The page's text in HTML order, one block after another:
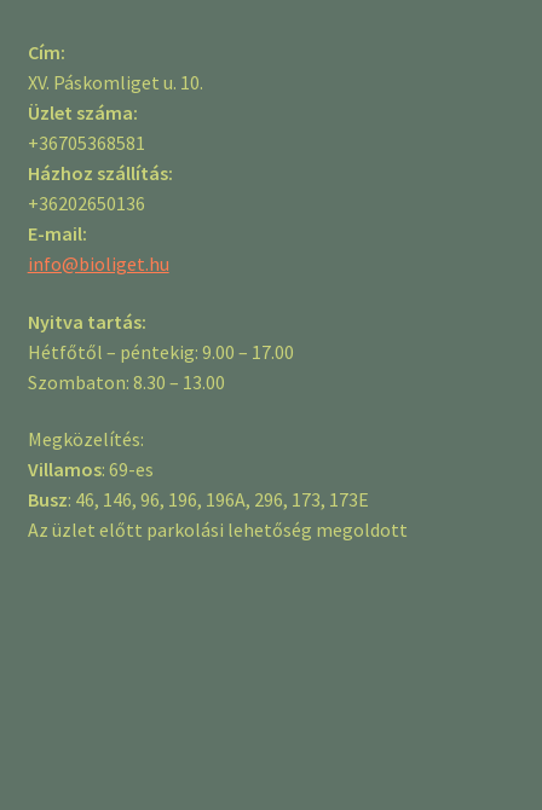
Cím:
XV. Páskomliget u. 10.
Üzlet száma:
+36705368581
Házhoz szállítás:
+36202650136
E-mail:
info@bioliget.hu
Nyitva tartás:
Hétfőtől – péntekig: 9.00 – 17.00
Szombaton: 8.30 – 13.00
Megközelítés:
Villamos: 69-es
Busz: 46, 146, 96, 196, 196A, 296, 173, 173E
Az üzlet előtt parkolási lehetőség megoldott